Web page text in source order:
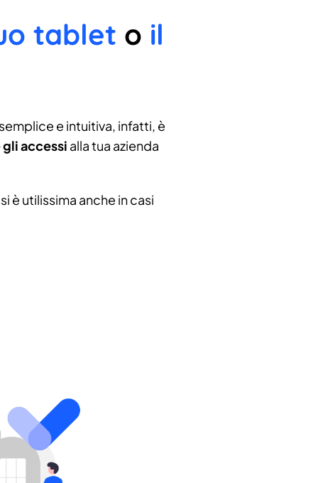
tablet o il
e intuitiva, infatti, è
accessi alla tua azienda
è utilissima anche in casi